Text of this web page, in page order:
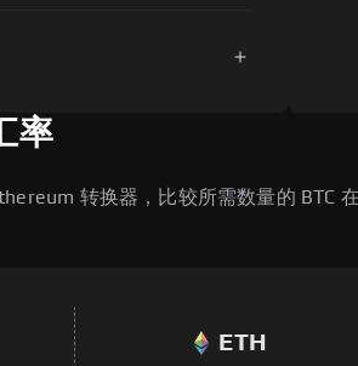
率
转换器，比较所需数量的 BTC
ETH